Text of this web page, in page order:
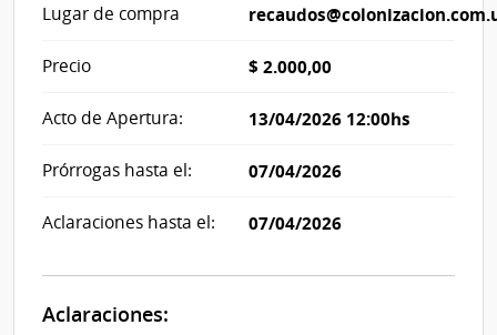
Lugar de compra
Precio $ 2.000,00
Acto de Apertura: 13/04/2026 12:00hs
Prórrogas hasta el: 07/04/2026
Aclaraciones hasta el: 07/04/2026
Aclaraciones: